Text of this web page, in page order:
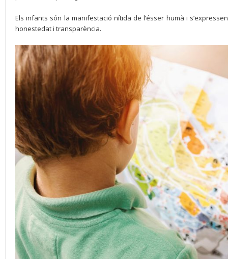
Els infants són la manifestació nítida de l’ésser humà i
honestedat i transparència.